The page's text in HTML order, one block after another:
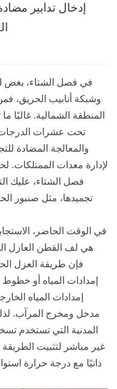
إدخال تدابير
في فصل الشتاء، بغض
وشبكة أنابيب الحريق،
المنطقة الشمالية. غالبًا
تحت عشرات الدرجات.
والمعالجة المضادة
لإدارة معدات الممتلكات.
فصل الشتاء، عليك
تجميدها، مثل صنبور
في الوقت الحاضر،
هي لف القطن العازل
فإن طريقة العزل
إمدادات المياه أو
إمدادات المياه
مدخل ومخرج المرآب.
المدنية التي تستخدم
غير مباشر لتثبيت الطريقة
ذاتيًا مع درجة حرارة